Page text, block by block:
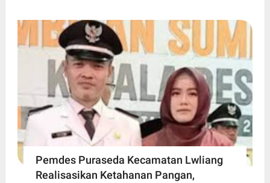
Pemdes Puraseda Kecamatan Lwliang
Realisasikan Ketahanan Pangan,